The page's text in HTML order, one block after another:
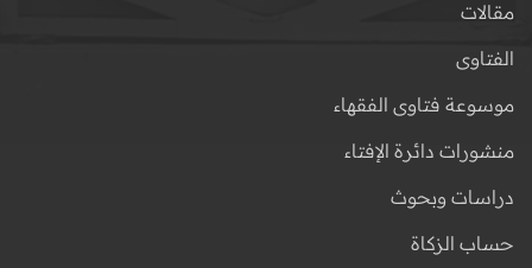
مقالات
الفتاوى
موسوعة فتاوى الفقهاء
منشورات دائرة الإفتاء
دراسات وبحوث
حساب الزكاة